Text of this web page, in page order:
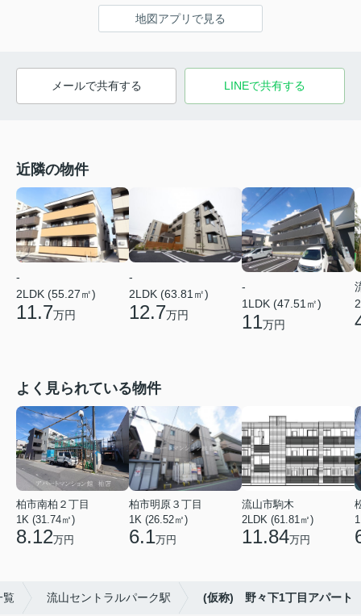
地図アプリで見る
メールで共有する LINEで共有する
近隣の物件
-
2LDK (55.27㎡)
11.7万円
-
2LDK (63.81㎡)
12.7万円
-
1LDK (47.51㎡)
11万円
よく見られている物件
柏市南柏２丁目
1K (31.74㎡)
8.12万円
柏市明原３丁目
1K (26.52㎡)
6.1万円
流山市駒木
2LDK (61.81㎡)
11.84万円
覧 流山セントラルパーク駅 (仮称) 野々下1丁目アパート